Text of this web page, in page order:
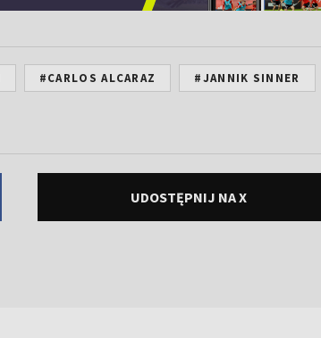
#CARLOS ALCARAZ #JANNIK SINNER
UDOSTĘPNIJ NA X